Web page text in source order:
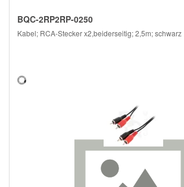
BQC-2RP2RP-0250
Kabel; RCA-Stecker x2,beiderseitig; 2,5m; schwarz